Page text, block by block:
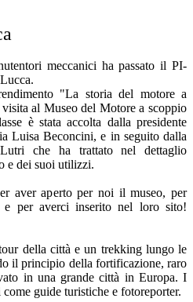
meccanici ha passato il PI-
"La storia del motore a
al Museo del Motore a scoppio
è stata accolta dalla presidente
Luisa Beconcini, e in seguito dalla
che ha trattato nel dettaglio
e dei suoi utilizzi.
aver aperto per noi il museo, per
per averci inserito nel loro sito!
della città e un trekking lungo le
il principio della fortificazione, raro
in una grande città in Europa. I
guide turistiche e fotoreporter.